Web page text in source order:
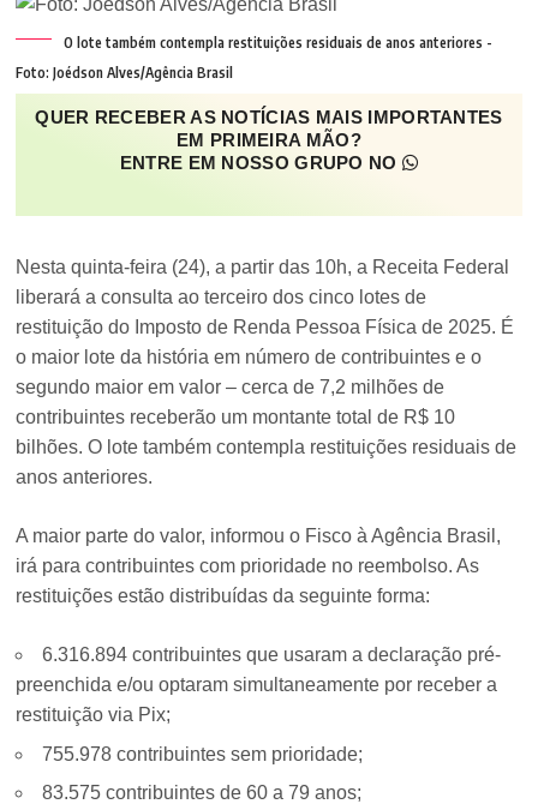
O lote também contempla restituições residuais de anos anteriores -
Foto: Joédson Alves/Agência Brasil
QUER RECEBER AS NOTÍCIAS MAIS IMPORTANTES
EM PRIMEIRA MÃO?
ENTRE EM NOSSO GRUPO NO
Nesta quinta-feira (24), a partir das 10h, a Receita Federal
liberará a consulta ao terceiro dos cinco lotes de
restituição do Imposto de Renda Pessoa Física de 2025. É
o maior lote da história em número de contribuintes e o
segundo maior em valor – cerca de 7,2 milhões de
contribuintes receberão um montante total de R$ 10
bilhões. O lote também contempla restituições residuais de
anos anteriores.
A maior parte do valor, informou o Fisco à Agência Brasil,
irá para contribuintes com prioridade no reembolso. As
restituições estão distribuídas da seguinte forma:
6.316.894 contribuintes que usaram a declaração pré-
preenchida e/ou optaram simultaneamente por receber a
restituição via Pix;
755.978 contribuintes sem prioridade;
83.575 contribuintes de 60 a 79 anos;